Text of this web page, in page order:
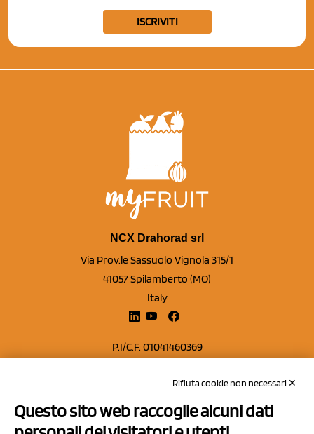
ISCRIVITI
NCX Drahorad srl
Via Prov.le Sassuolo Vignola 315/1
41057 Spilamberto (MO)
Italy
P.I/C.F. 01041460369
Capitale sociale Euro 50.000,00 i.v.
Contatti
Rifiuta cookie non necessari ✕
Questo sito web raccoglie alcuni dati